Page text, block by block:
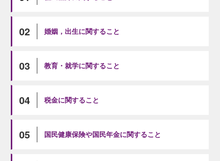
02 婚姻，出生に関すること
03 教育・就学に関すること
04 税金に関すること
05 国民健康保険や国民年金に関すること